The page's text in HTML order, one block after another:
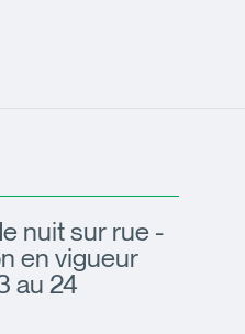
nuit sur rue -
en vigueur
au 24